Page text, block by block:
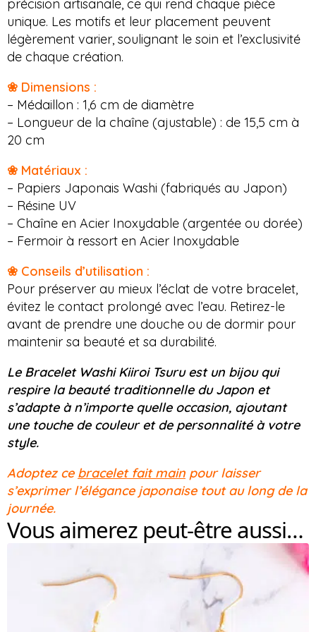
précision artisanale, ce qui rend chaque pièce
unique. Les motifs et leur placement peuvent
légèrement varier, soulignant le soin et l’exclusivité
de chaque création.
❀ Dimensions :
– Médaillon : 1,6 cm de diamètre
– Longueur de la chaîne (ajustable) : de 15,5 cm à
20 cm
❀ Matériaux :
– Papiers Japonais Washi (fabriqués au Japon)
– Résine UV
– Chaîne en Acier Inoxydable (argentée ou dorée)
– Fermoir à ressort en Acier Inoxydable
❀ Conseils d’utilisation :
Pour préserver au mieux l’éclat de votre bracelet,
évitez le contact prolongé avec l’eau. Retirez-le
avant de prendre une douche ou de dormir pour
maintenir sa beauté et sa durabilité.
Le Bracelet Washi Kiiroi Tsuru est un bijou qui
respire la beauté traditionnelle du Japon et
s’adapte à n’importe quelle occasion, ajoutant
une touche de couleur et de personnalité à votre
style.
Adoptez ce bracelet fait main pour laisser
s’exprimer l’élégance japonaise tout au long de la
journée.
Vous aimerez peut-être aussi…